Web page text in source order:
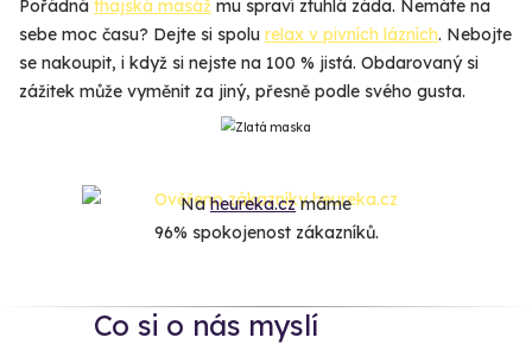
Pořádná thajská masáž mu spraví ztuhlá záda. Nemáte na
sebe moc času? Dejte si spolu relax v pivních lázních. Nebojte
se nakoupit, i když si nejste na 100 % jistá. Obdarovaný si
zážitek může vyměnit za jiný, přesně podle svého gusta.
Naheureka.czmáme
96% spokojenost zákazníků.
Co si o nás myslí